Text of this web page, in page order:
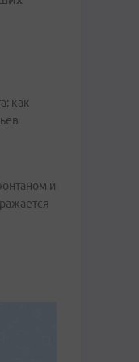
как
и